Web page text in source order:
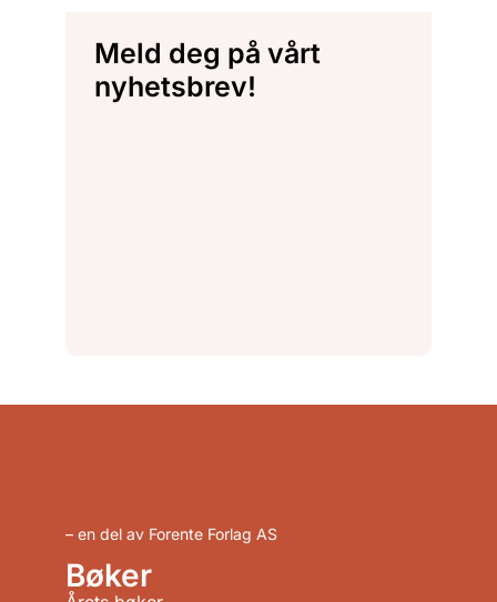
Meld deg på vårt
nyhetsbrev!
– en del av Forente Forlag AS
Bøker